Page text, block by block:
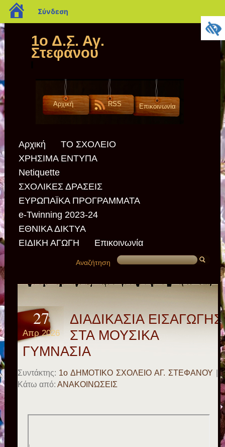
blogs.sch.gr
Σύνδεση
1ο Δ.Σ. Αγ.
Στεφάνου
Αρχική RSS Επικοινωνία
Αρχική
ΤΟ ΣΧΟΛΕΙΟ
ΧΡΗΣΙΜΑ ΕΝΤΥΠΑ
Netiquette
ΣΧΟΛΙΚΕΣ ΔΡΑΣΕΙΣ
ΕΥΡΩΠΑΪΚΑ ΠΡΟΓΡΑΜΜΑΤΑ
e-Twinning 2023-24
ΕΘΝΙΚΑ ΔΙΚΤΥΑ
ΕΙΔΙΚΗ ΑΓΩΓΗ
Επικοινωνία
Αναζήτηση
27
Απρ 2026
ΔΙΑΔΙΚΑΣΙΑ ΕΙΣΑΓΩΓΗΣ
ΣΤΑ ΜΟΥΣΙΚΑ
ΓΥΜΝΑΣΙΑ
Συντάκτης: 1ο ΔΗΜΟΤΙΚΟ ΣΧΟΛΕΙΟ ΑΓ. ΣΤΕΦΑΝΟΥ
Κάτω από: ΑΝΑΚΟΙΝΩΣΕΙΣ